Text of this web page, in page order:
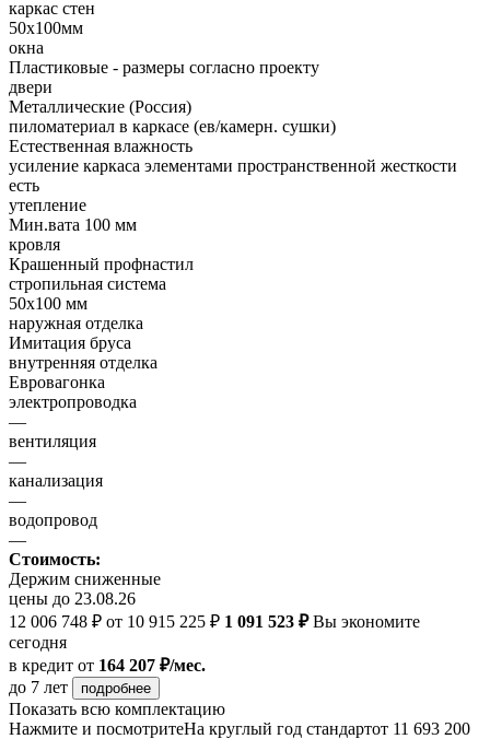
каркас стен
50х100мм
окна
Пластиковые - размеры согласно проекту
двери
Металлические (Россия)
пиломатериал в каркасе (ев/камерн. сушки)
Естественная влажность
усиление каркаса элементами пространственной жесткости
есть
утепление
Мин.вата 100 мм
кровля
Крашенный профнастил
стропильная система
50х100 мм
наружная отделка
Имитация бруса
внутренняя отделка
Евровагонка
электропроводка
—
вентиляция
—
канализация
—
водопровод
—
Стоимость:
Держим сниженные
цены до 23.08.26
12 006 748 ₽ от 10 915 225 ₽ 1 091 523 ₽Вы экономите
сегодня
в кредит от 164 207 ₽/мес.
до 7 лет
подробнее
Показать всю комплектацию
Нажмите и посмотритеНа круглый год стандартот 11 693 200